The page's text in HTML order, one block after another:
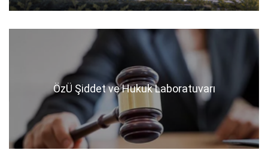
ÖzÜ Şiddet ve Hukuk Laboratuvarı